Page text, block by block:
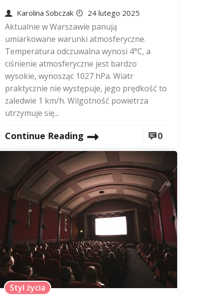
Karolina Sobczak 24 lutego 2025
Aktualnie w Warszawie panują
umiarkowane warunki atmosferyczne.
Temperatura odczuwalna wynosi 4°C, a
ciśnienie atmosferyczne jest bardzo
wysokie, wynosząc 1027 hPa. Wiatr
praktycznie nie występuje, jego prędkość to
zaledwie 1 km/h. Wilgotność powietrza
utrzymuje się...
Continue Reading 0
Styl życia